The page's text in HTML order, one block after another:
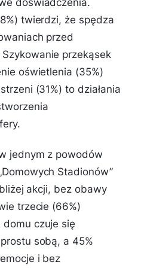
doświadczenia.
twierdzi, że spędza
przed
przekąsek
oświetlenia (35%)
(31%) to działania
jednym z powodów
Stadionów”
akcji, bez obawy
trzecie (66%)
domu czuje się
sobą, a 45%
i bez